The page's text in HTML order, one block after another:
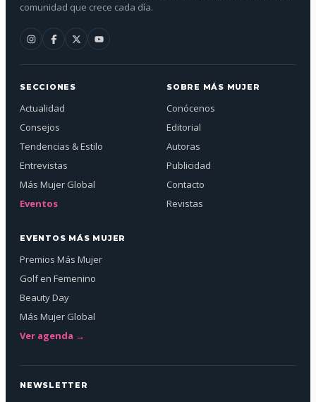
comunidad que crece cada día.
SECCIONES
Actualidad
Consejos
Tendencias & Estilo
Entrevistas
Más Mujer Global
Eventos
SOBRE MÁS MUJER
Conócenos
Editorial
Autoras
Publicidad
Contacto
Revistas
EVENTOS MÁS MUJER
Premios Más Mujer
Golf en Femenino
Beauty Day
Más Mujer Global
Ver agenda →
NEWSLETTER